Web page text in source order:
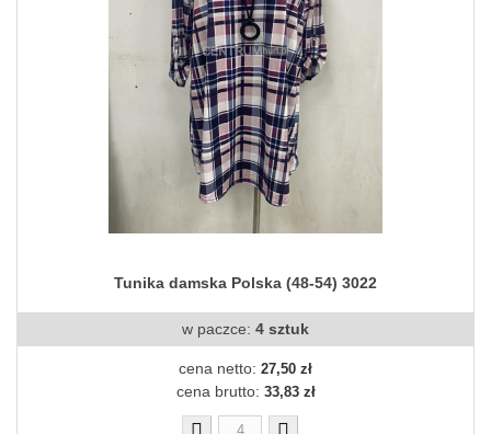
Tunika damska Polska (48-54) 3022
w paczce: 4 sztuk
cena netto: 27,50 zł
cena brutto: 33,83 zł